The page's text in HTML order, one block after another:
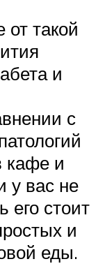
от такой
и
с
кафе и
у вас не
его стоит
и
еды.